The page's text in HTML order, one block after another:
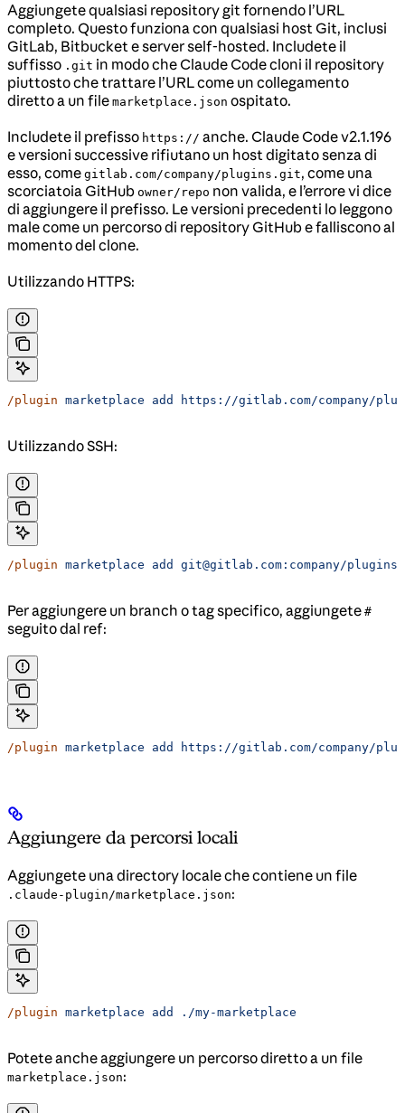
Aggiungete qualsiasi repository git fornendo l’URL
completo. Questo funziona con qualsiasi host Git, inclusi
GitLab, Bitbucket e server self-hosted. Includete il
suffisso .git in modo che Claude Code cloni il repository
piuttosto che trattare l’URL come un collegamento
diretto a un file marketplace.json ospitato.
Includete il prefisso https:// anche. Claude Code v2.1.196
e versioni successive rifiutano un host digitato senza di
esso, come gitlab.com/company/plugins.git, come una
scorciatoia GitHub owner/repo non valida, e l’errore vi dice
di aggiungere il prefisso. Le versioni precedenti lo leggono
male come un percorso di repository GitHub e falliscono al
momento del clone.
Utilizzando HTTPS:
/plugin marketplace add https://gitlab.com/company/
Utilizzando SSH:
/plugin marketplace add git@gitlab.com:company/
Per aggiungere un branch o tag specifico, aggiungete #
seguito dal ref:
/plugin marketplace add https://gitlab.com/company/
Aggiungere da percorsi locali
Aggiungete una directory locale che contiene un file
.claude-plugin/marketplace.json:
/plugin marketplace add ./my-marketplace
Potete anche aggiungere un percorso diretto a un file
marketplace.json: